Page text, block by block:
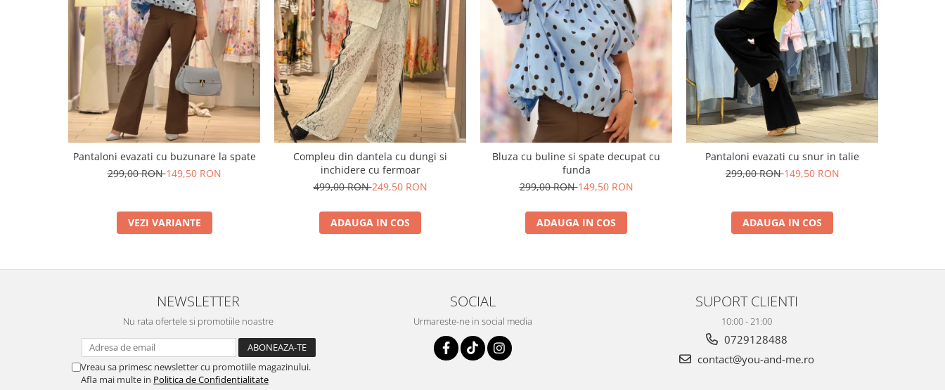
Pantaloni evazati cu buzunare la spate
299,00 RON149,50 RON
VEZI VARIANTE
Compleu din dantela cu dungi si
inchidere cu fermoar
499,00 RON249,50 RON
ADAUGA IN COS
Bluza cu buline si spate decupat cu
funda
299,00 RON149,50 RON
ADAUGA IN COS
Pantaloni evazati cu snur in talie
299,00 RON149,50 RON
ADAUGA IN COS
NEWSLETTER
Nu rata ofertele si promotiile noastre
Vreau sa primesc newsletter cu promotiile magazinului.
Afla mai multe in Politica de Confidentialitate
SOCIAL
Urmareste-ne in social media
SUPORT CLIENTI
10:00 - 21:00
0729128488
contact@you-and-me.ro